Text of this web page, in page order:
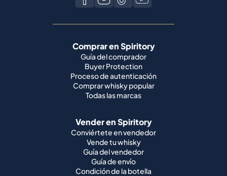
Comprar en Spiritory
Guía del comprador
Buyer Protection
Proceso de autenticación
Comprar whisky popular
Todas las marcas
Vender en Spiritory
Conviértete en vendedor
Vende tu whisky
Guía del vendedor
Guía de envío
Condición de la botella